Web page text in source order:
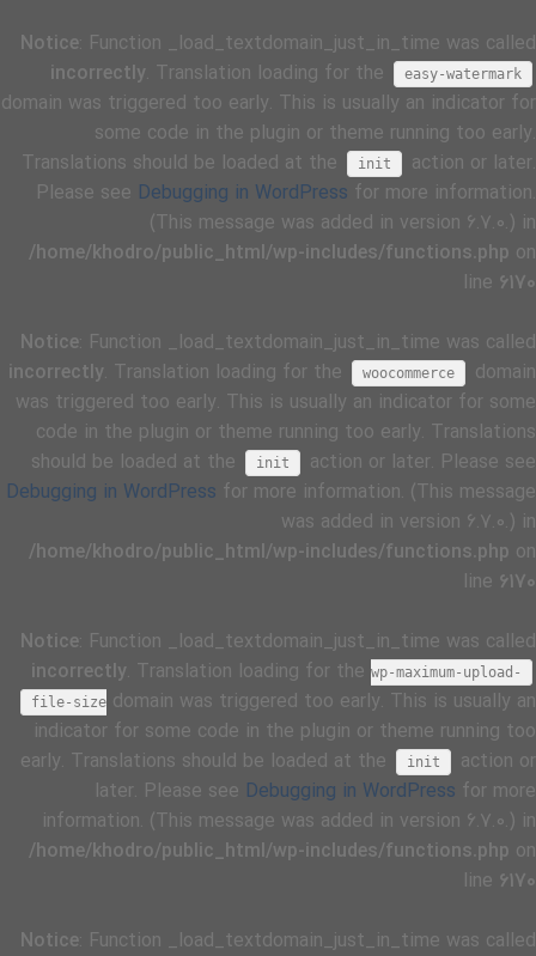
Notice: Function _load_textdomain_just_in_time was called
incorrectly. Translation loading for the easy-watermark
domain was triggered too early. This is usually an indicator for
some code in the plugin or theme running too early.
Translations should be loaded at the
init
action or later.
Please see Debugging in WordPress for more information.
(This message was added in version 6.7.0.) in
/home/khodro/public_html/wp-includes/functions.php on
line 6170
Notice: Function _load_textdomain_just_in_time was called
incorrectly. Translation loading for the woocommerce
domain
was triggered too early. This is usually an indicator for some
code in the plugin or theme running too early. Translations
should be loaded at the
init
action or later. Please see
Debugging in WordPress for more information. (This message
was added in version 6.7.0.) in
/home/khodro/public_html/wp-includes/functions.php on
line 6170
Notice: Function _load_textdomain_just_in_time was called
incorrectly. Translation loading for the wp-maximum-upload-
file-size domain was triggered too early. This is usually an
indicator for some code in the plugin or theme running too
early. Translations should be loaded at the
init
action or
later. Please see Debugging in WordPress for more
information. (This message was added in version 6.7.0.) in
/home/khodro/public_html/wp-includes/functions.php on
line 6170
Notice: Function _load_textdomain_just_in_time was called